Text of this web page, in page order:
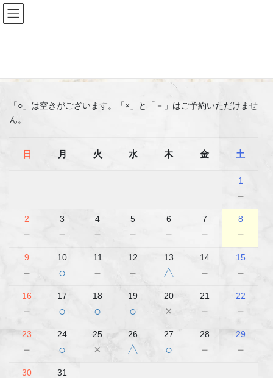
コ
ン
ナ
ビ
「○」は空きがございます。「×」と「－」はご予約いただけませ
ん。
日 月 火 水 木 金 土
1
－
2
－
3
－
4
－
5
－
6
－
7
－
8
－
9
－
10
○
11
－
12
－
13
△
14
－
15
－
16
－
17
○
18
○
19
○
20
×
21
－
22
－
23
－
24
○
25
×
26
△
27
○
28
－
29
－
30 31